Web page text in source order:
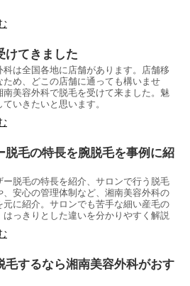
けてきました
科は全国各地に店舗があります。店舗移
ため、どこの店舗に通っても構いませ
南美容外科で脱毛を受けて来ました。魅
いきたいと思います。
脱毛の特長を腕脱毛を事例に紹
ー脱毛の特長を紹介、サロンで行う脱毛
、安心の管理体制など、湘南美容外科の
元に紹介。サロンでも苦手な細い産毛の
はっきりとした違いを分かりやすく解説
毛するなら湘南美容外科がおす